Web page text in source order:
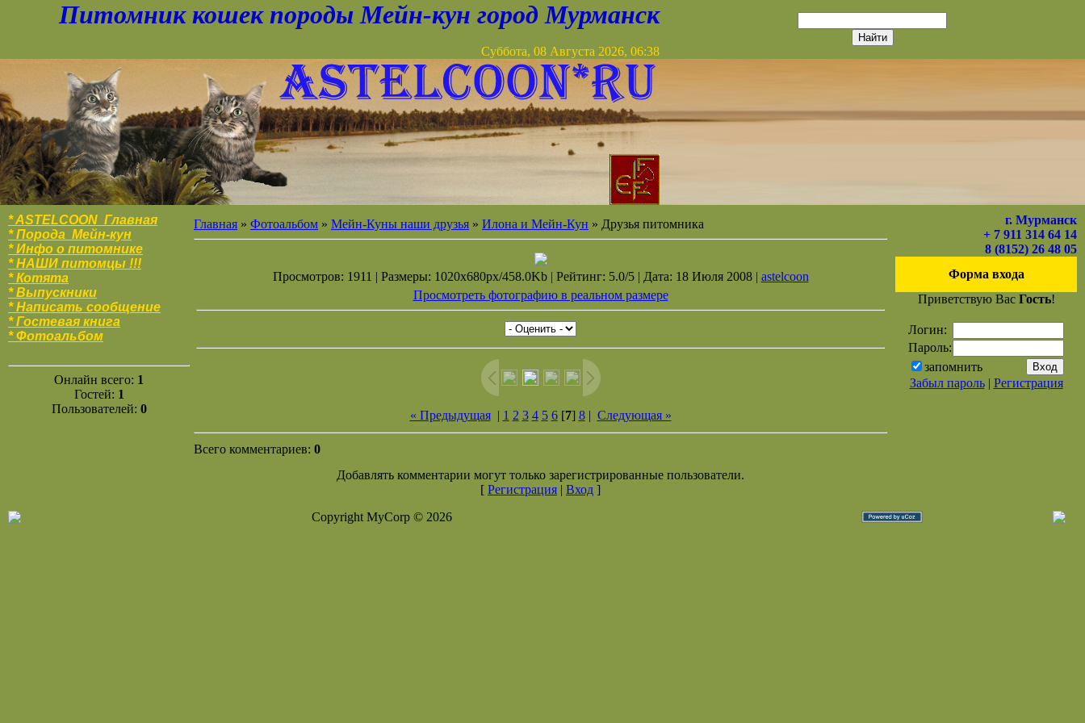
Питомник кошек породы Мейн-кун город Мурманск
Суббота, 08 Августа 2026, 06:38
* ASTELCOON Главная
* Порода Мейн-кун
* Инфо о питомнике
* НАШИ питомцы !!!
* Котята
* Выпускники
* Написать сообщение
* Гостевая книга
* Фотоальбом
Онлайн всего: 1
Гостей: 1
Пользователей: 0
Главная » Фотоальбом » Мейн-Куны наши друзья » Илона и Мейн-Кун » Друзья питомника
Просмотров: 1911 | Размеры: 1020x680px/458.0Kb | Рейтинг: 5.0/5 | Дата: 18 Июля 2008 | astelcoon
Просмотреть фотографию в реальном размере
« Предыдущая| 1 2 3 4 5 6[7] 8| Следующая »
Всего комментариев: 0
Добавлять комментарии могут только зарегистрированные пользователи.
[ Регистрация | Вход ]
г. Мурманск
+ 7 911 314 64 14
8 (8152) 26 48 05
Форма входа
Приветствую Вас Гость!
Логин:
Пароль:
запомнить
Забыл пароль| Регистрация
Copyright MyCorp © 2026